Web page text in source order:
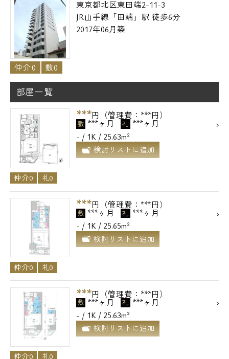
東京都北区東田端2-11-3
JR山手線「田端」駅 徒歩6分
2017年06月築
仲介0 敷0
部屋一覧
***円（管理費：***円）
敷 ***ヶ月 礼 ***ヶ月
- / 1K / 25.63m²
検討リストに追加
仲介0 礼0
***円（管理費：***円）
敷 ***ヶ月 礼 ***ヶ月
- / 1K / 25.65m²
検討リストに追加
仲介0 礼0
***円（管理費：***円）
敷 ***ヶ月 礼 ***ヶ月
- / 1K / 25.63m²
検討リストに追加
仲介0 礼0
メールでお問い合わせ